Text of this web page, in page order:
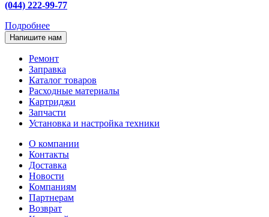
(044) 222-99-77
Подробнее
Напишите нам
Ремонт
Заправка
Каталог товаров
Расходные материалы
Картриджи
Запчасти
Установка и настройка техники
О компании
Контакты
Доставка
Новости
Компаниям
Партнерам
Возврат